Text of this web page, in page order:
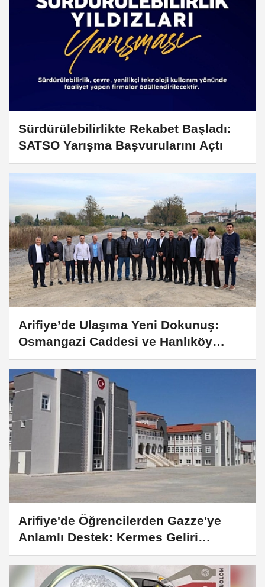
Sürdürülebilirlikte Rekabet Başladı:
SATSO Yarışma Başvurularını Açtı
Arifiye’de Ulaşıma Yeni Dokunuş:
Osmangazi Caddesi ve Hanlıköy
Bağlantı Yolu Hızlanıyor
Arifiye'de Öğrencilerden Gazze'ye
Anlamlı Destek: Kermes Geliri
Yardıma Dönüştü